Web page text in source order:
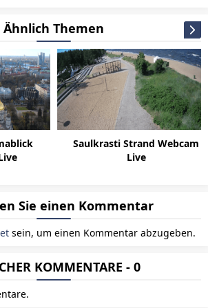
Ähnlich Themen
Saulkrasti Strand Webcam
Live
Sie einen Kommentar
sein, um einen Kommentar abzugeben.
KOMMENTARE - 0